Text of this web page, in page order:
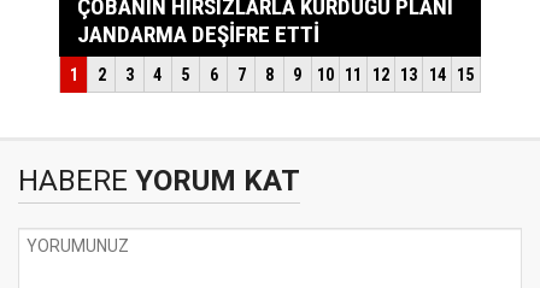
HABERE YORUM KAT